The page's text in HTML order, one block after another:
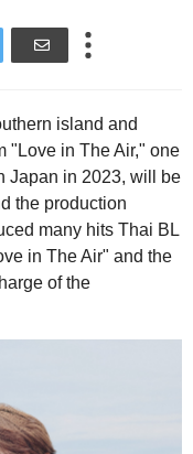
island and
"Love in The Air," one
Japan in 2023, will be
the production
many hits Thai BL
in The Air" and the
of the